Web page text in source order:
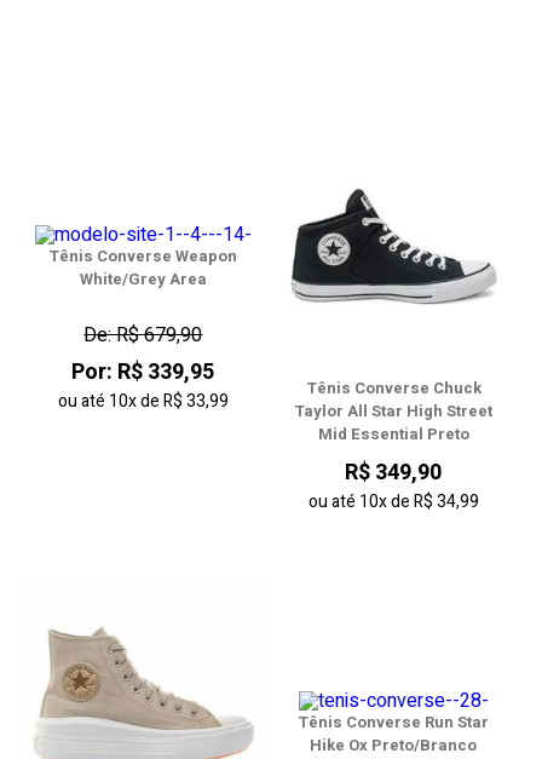
Tênis Converse Weapon
White/Grey Area
De: R$ 679,90
Por: R$ 339,95
ou até 10xdeR$ 33,99
Tênis Converse Chuck
Taylor All Star High Street
Mid Essential Preto
R$ 349,90
ou até 10xdeR$ 34,99
Tênis Converse Run Star
Hike Ox Preto/Branco